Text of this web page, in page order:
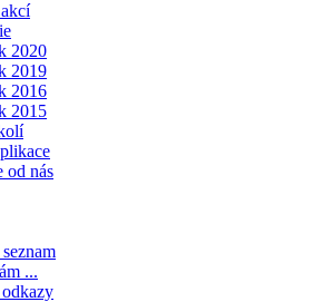
2020
2019
2016
2015
od nás
...